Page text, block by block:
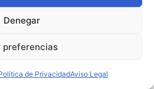
Denegar
preferencias
de PrivacidadAviso Legal